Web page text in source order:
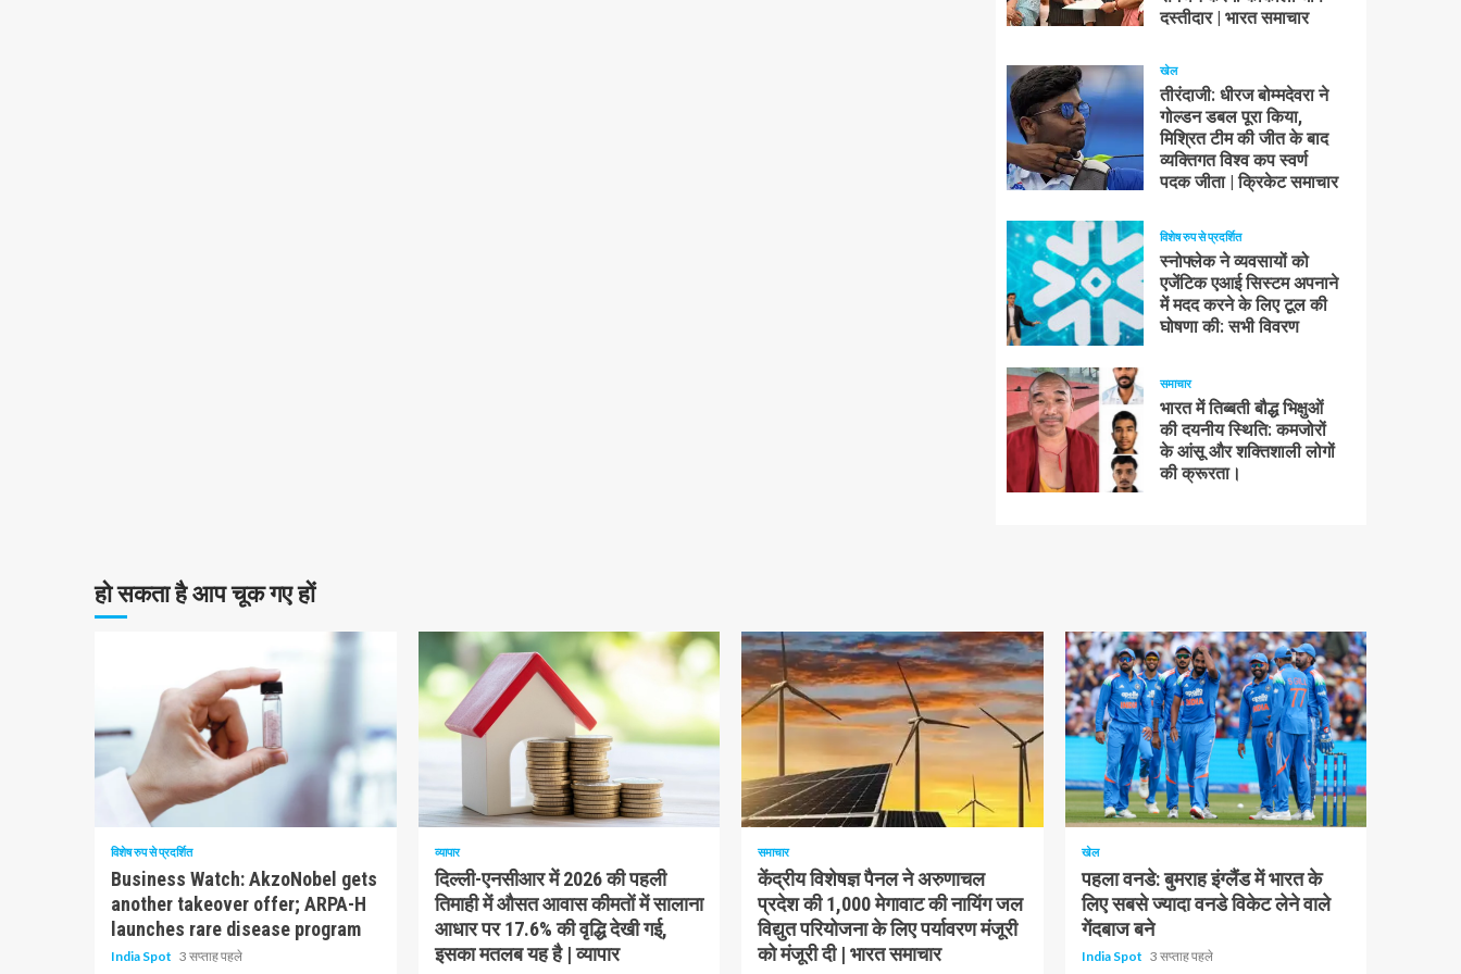
दस्तीदार | भारत समाचार
खेल
तीरंदाजी: धीरज बोम्मदेवरा ने
गोल्डन डबल पूरा किया,
मिश्रित टीम की जीत के बाद
व्यक्तिगत विश्व कप स्वर्ण
पदक जीता | क्रिकेट समाचार
विशेष रुप से प्रदर्शित
स्नोफ्लेक ने व्यवसायों को
एजेंटिक एआई सिस्टम अपनाने
में मदद करने के लिए टूल की
घोषणा की: सभी विवरण
समाचार
भारत में तिब्बती बौद्ध भिक्षुओं
की दयनीय स्थिति: कमजोरों
के आंसू और शक्तिशाली लोगों
की क्रूरता।
हो सकता है आप चूक गए हों
10 न्यूनतम पढ़ा
विशेष रुप से प्रदर्शित
Business Watch: AkzoNobel gets
another takeover offer; ARPA-H
launches rare disease program
India Spot 3 सप्ताह पहले
व्यापार
दिल्ली-एनसीआर में 2026 की पहली
तिमाही में औसत आवास कीमतों में सालाना
आधार पर 17.6% की वृद्धि देखी गई,
इसका मतलब यह है | व्यापार
1 न्यूनतम पढ़ा
समाचार
केंद्रीय विशेषज्ञ पैनल ने अरुणाचल
प्रदेश की 1,000 मेगावाट की नायिंग जल
विद्युत परियोजना के लिए पर्यावरण मंजूरी
को मंजूरी दी | भारत समाचार
1 न्यूनतम पढ़ा
खेल
पहला वनडे: बुमराह इंग्लैंड में भारत के
लिए सबसे ज्यादा वनडे विकेट लेने वाले
गेंदबाज बने
India Spot 3 सप्ताह पहले